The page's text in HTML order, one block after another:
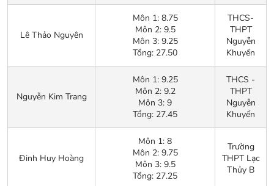
Lê Thảo Nguyên
Môn 1: 8.75
Môn 2: 9.5
Môn 3: 9.25
Tổng: 27.50
THCS-
THPT
Nguyễn
Khuyến
Nguyễn Kim Trang
Môn 1: 9.25
Môn 2: 9.2
Môn 3: 9
Tổng: 27.45
THCS -
THPT
Nguyễn
Khuyến
Đinh Huy Hoàng
Môn 1: 8
Môn 2: 9.75
Môn 3: 9.5
Tổng: 27.25
Trường
THPT Lạc
Thủy B